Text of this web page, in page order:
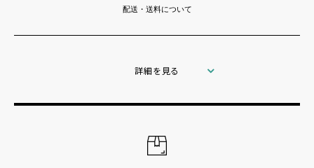
配送・送料について
詳細を見る